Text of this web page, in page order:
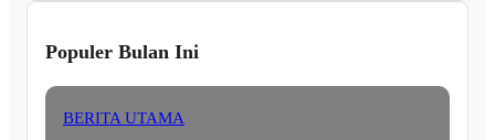
Populer Bulan Ini
BERITA UTAMA